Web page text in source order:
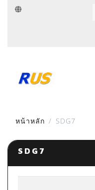
หน้าหลัก SDG7
SDG7